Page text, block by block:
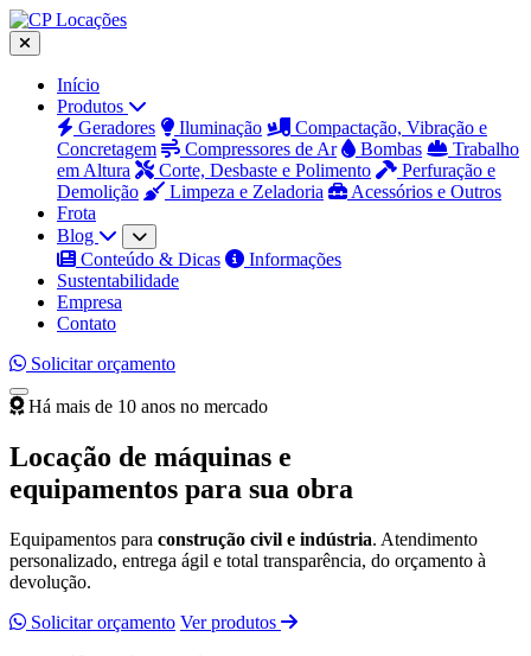
Início
Produtos
Geradores
Iluminação
Compactação, Vibração e
Concretagem
Compressores de Ar Bombas
Trabalho
em Altura
Corte, Desbaste e Polimento
Perfuração e
Demolição
Limpeza e Zeladoria
Acessórios e Outros
Frota
Blog
Conteúdo & Dicas
Informações
Sustentabilidade
Empresa
Contato
Solicitar orçamento
Há mais de 10 anos no mercado
Locação de máquinas e
equipamentos para sua obra
Equipamentos para construção civil e indústria. Atendimento
personalizado, entrega ágil e total transparência, do orçamento à
devolução.
Solicitar orçamento Ver produtos